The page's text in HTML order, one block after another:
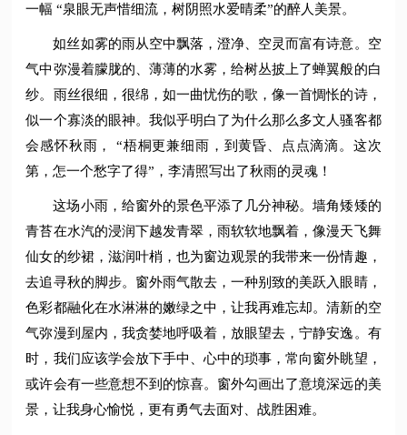
一幅 “泉眼无声惜细流，树阴照水爱晴柔”的醉人美景。
如丝如雾的雨从空中飘落，澄净、空灵而富有诗意。空
气中弥漫着朦胧的、薄薄的水雾，给树丛披上了蝉翼般的白
纱。雨丝很细，很绵，如一曲忧伤的歌，像一首惆怅的诗，
似一个寡淡的眼神。我似乎明白了为什么那么多文人骚客都
会感怀秋雨， “梧桐更兼细雨，到黄昏、点点滴滴。这次
第，怎一个愁字了得”，李清照写出了秋雨的灵魂！
这场小雨，给窗外的景色平添了几分神秘。墙角矮矮的
青苔在水汽的浸润下越发青翠，雨软软地飘着，像漫天飞舞
仙女的纱裙，滋润叶梢，也为窗边观景的我带来一份情趣，
去追寻秋的脚步。窗外雨气散去，一种别致的美跃入眼睛，
色彩都融化在水淋淋的嫩绿之中，让我再难忘却。清新的空
气弥漫到屋内，我贪婪地呼吸着，放眼望去，宁静安逸。有
时，我们应该学会放下手中、心中的琐事，常向窗外眺望，
或许会有一些意想不到的惊喜。窗外勾画出了意境深远的美
景，让我身心愉悦，更有勇气去面对、战胜困难。